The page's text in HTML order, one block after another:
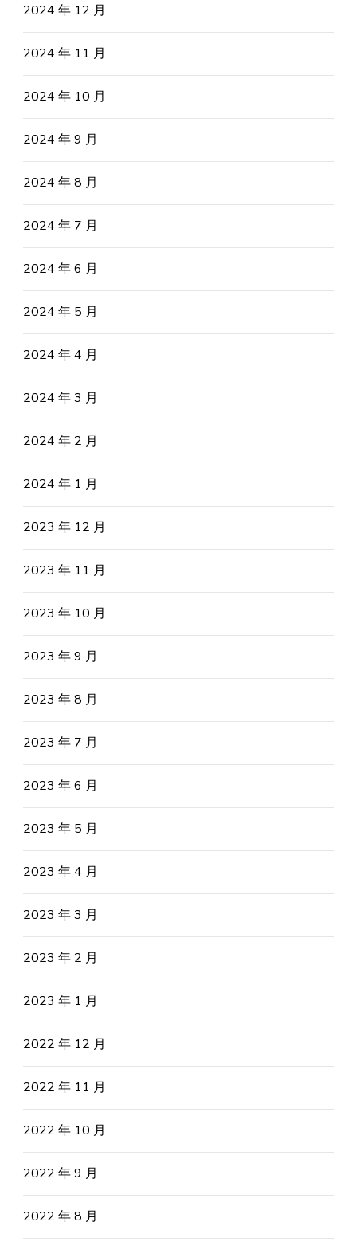
2024 年 12 月
2024 年 11 月
2024 年 10 月
2024 年 9 月
2024 年 8 月
2024 年 7 月
2024 年 6 月
2024 年 5 月
2024 年 4 月
2024 年 3 月
2024 年 2 月
2024 年 1 月
2023 年 12 月
2023 年 11 月
2023 年 10 月
2023 年 9 月
2023 年 8 月
2023 年 7 月
2023 年 6 月
2023 年 5 月
2023 年 4 月
2023 年 3 月
2023 年 2 月
2023 年 1 月
2022 年 12 月
2022 年 11 月
2022 年 10 月
2022 年 9 月
2022 年 8 月